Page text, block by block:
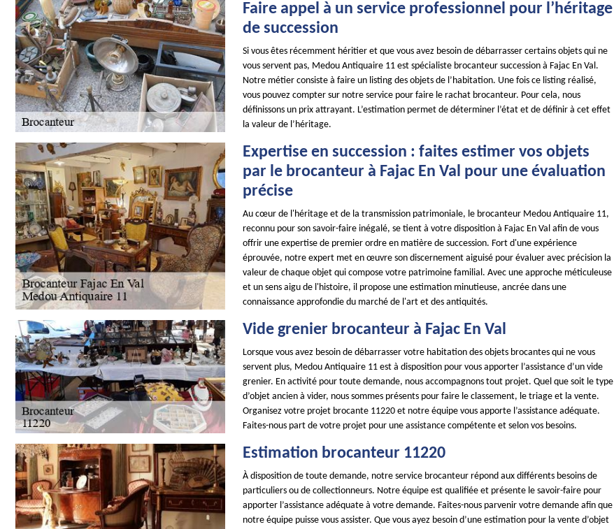
Faire appel à un service professionnel pour l’héritage
de succession
Si vous êtes récemment héritier et que vous avez besoin de débarrasser certains objets qui ne
vous servent pas, Medou Antiquaire 11 est spécialiste brocanteur succession à Fajac En Val.
Notre métier consiste à faire un listing des objets de l’habitation. Une fois ce listing réalisé,
vous pouvez compter sur notre service pour faire le rachat brocanteur. Pour cela, nous
définissons un prix attrayant. L’estimation permet de déterminer l’état et de définir à cet effet
la valeur de l’héritage.
Expertise en succession : faites estimer vos objets
par le brocanteur à Fajac En Val pour une évaluation
précise
Au cœur de l'héritage et de la transmission patrimoniale, le brocanteur Medou Antiquaire 11,
reconnu pour son savoir-faire inégalé, se tient à votre disposition à Fajac En Val afin de vous
offrir une expertise de premier ordre en matière de succession. Fort d'une expérience
éprouvée, notre expert met en œuvre son discernement aiguisé pour évaluer avec précision la
valeur de chaque objet qui compose votre patrimoine familial. Avec une approche méticuleuse
et un sens aigu de l'histoire, il propose une estimation minutieuse, ancrée dans une
connaissance approfondie du marché de l'art et des antiquités.
Vide grenier brocanteur à Fajac En Val
Lorsque vous avez besoin de débarrasser votre habitation des objets brocantes qui ne vous
servent plus, Medou Antiquaire 11 est à disposition pour vous apporter l’assistance d’un vide
grenier. En activité pour toute demande, nous accompagnons tout projet. Quel que soit le type
d’objet ancien à vider, nous sommes présents pour faire le classement, le triage et la vente.
Organisez votre projet brocante 11220 et notre équipe vous apporte l’assistance adéquate.
Faites-nous part de votre projet pour une assistance compétente et selon vos besoins.
Estimation brocanteur 11220
À disposition de toute demande, notre service brocanteur répond aux différents besoins de
particuliers ou de collectionneurs. Notre équipe est qualifiée et présente le savoir-faire pour
apporter l’assistance adéquate à votre demande. Faites-nous parvenir votre demande afin que
notre équipe puisse vous assister. Que vous ayez besoin d’une estimation pour la vente d’objet